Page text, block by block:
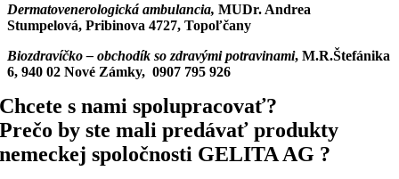
Dermatovenerologická ambulancia, MUDr. Andrea
Stumpelová, Pribinova 4727, Topoľčany
Biozdravíčko – obchodík so zdravými potravinami, M.R.Štefánika
6, 940 02 Nové Zámky, 0907 795 926
Chcete s nami spolupracovať?
Prečo by ste mali predávať produkty
nemeckej spoločnosti GELITA AG ?